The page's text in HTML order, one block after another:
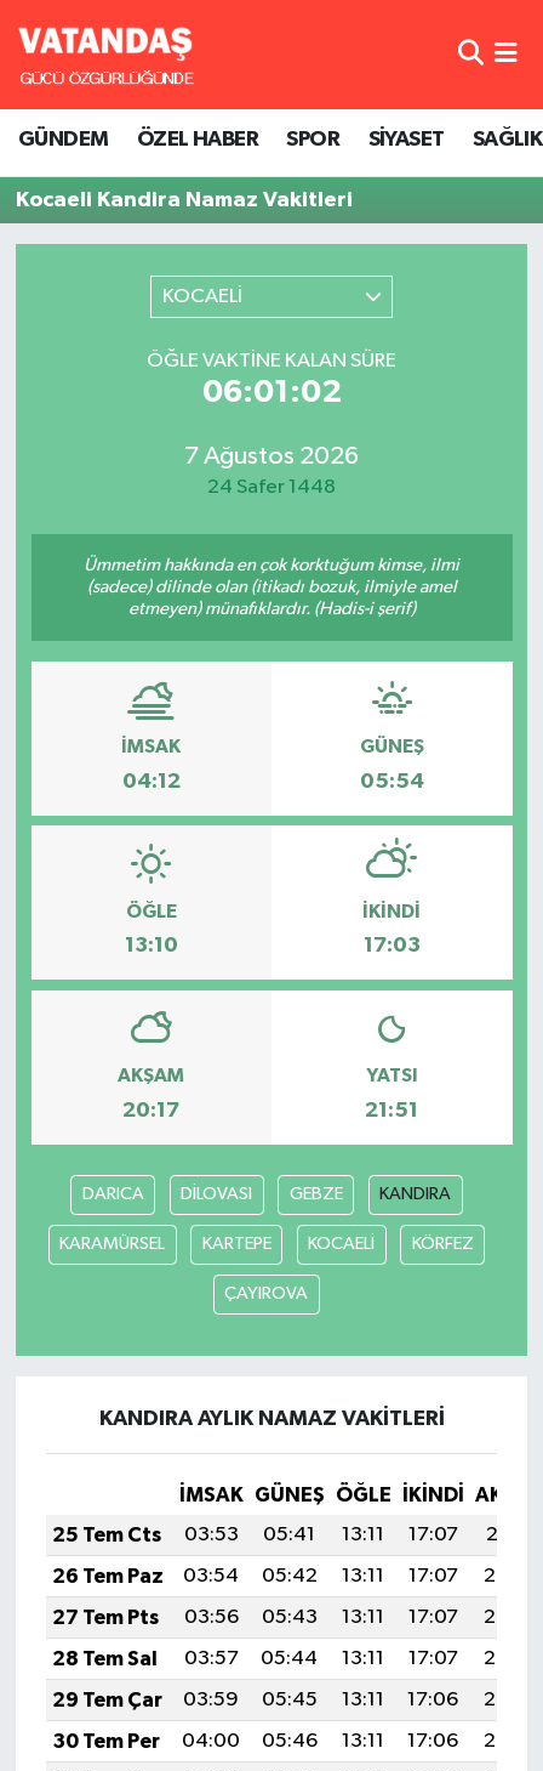
GÜNDEM ÖZEL HABER SPOR SİYASET SAĞLIK
Kocaeli Kandira Namaz Vakitleri
KOCAELİ
ÖĞLE VAKTINE KALAN SÜRE
06:01:02
7 Ağustos 2026
24 Safer 1448
Ümmetim hakkında en çok korktuğum kimse, ilmi
(sadece) dilinde olan (itikadı bozuk, ilmiyle amel
etmeyen) münafıklardır. (Hadis-i şerif)
İMSAK
04:12
GÜNEŞ
05:54
ÖĞLE
13:10
İKINDI
17:03
AKŞAM
20:17
YATSI
21:51
DARICA DİLOVASI GEBZE KANDIRA
KARAMÜRSEL KARTEPE KOCAELİ KÖRFEZ
ÇAYIROVA
KANDIRA AYLIK NAMAZ VAKITLERI
İMSAK GÜNEŞ ÖĞLE İKINDI
25 Tem Cts
03:53 05:41 13:11 17:07
20:31
26 Tem Paz
03:54 05:42 13:11 17:07
20:30
27 Tem Pts
03:56 05:43 13:11 17:07
20:29
28 Tem Sal
03:57 05:44 13:11 17:07
20:28
29 Tem Çar
03:59 05:45 13:11 17:06
20:27
30 Tem Per
04:00 05:46 13:11 17:06
20:26
GÜNDEM
Hava Durumu
Tüm Manşetler